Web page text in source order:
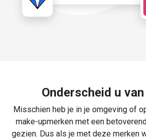
Onderscheid u
Misschien heb je in je omgeving of
make-upmerken met een
gezien. Dus als je met deze merken